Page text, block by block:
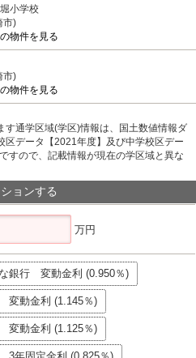
小学校
市)
物件を見る
市)
物件を見る
す通学区域(学区)情報は、国土数値情報ダ
区データ【2021年度】及び中学校区デー
すので、記載情報が現在の学区域と異な
ョンする
万円
銀行 変動金利 (0.950％)
変動金利 (1.145％)
変動金利 (1.125％)